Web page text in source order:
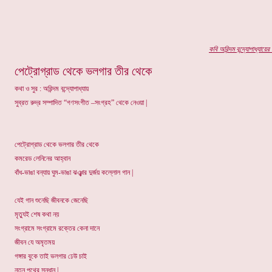
কবি অরিন্দম বন্দ্যোপাধ্যায়ের
পেট্রোগ্রাড থেকে ভলগার তীর থেকে
কথা ও সুর : অরিন্দম বন্দ্যোপাধ্যায়
সুব্রত রুদ্র সম্পাদিত “গণসংগীত –সংগ্রহ” থেকে নেওয়া |
পেট্রোগ্রাড থেকে ভলগার তীর থেকে
কমরেড লেনিনের আহ্বান
বাঁধ-ভাঙা বন্যায় ঘুম-ভাঙা ঝঞ্ঝার দুর্জয় কল্লোল গান |
যেই গান শুনেছি জীবনকে জেনেছি
মৃত্যুই শেষ কথা নয়
সংগ্রামে সংগ্রামে রক্তের কেনা দানে
জীবন যে অমৃতময়
গঙ্গার বুকে তাই ভলগার ঢেউ চাই
নতুন পথের সন্ধান |